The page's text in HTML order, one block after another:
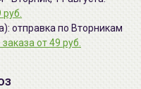
отправка по Вторникам
от 49 руб.